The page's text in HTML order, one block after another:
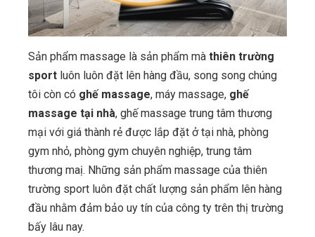
Sản phẩm massage là sản phẩm mà thiên trường
sport luôn luôn đặt lên hàng đầu, song song chúng
tôi còn có ghế massage, máy massage, ghế
massage tại nhà, ghế massage trung tâm thương
mại với giá thành rẻ được lắp đặt ở tại nhà, phòng
gym nhỏ, phòng gym chuyên nghiệp, trung tâm
thương maị. Những sản phẩm massage của thiên
trường sport luôn đặt chất lượng sản phẩm lên hàng
đầu nhằm đảm bảo uy tín của công ty trên thị trường
bấy lâu nay.